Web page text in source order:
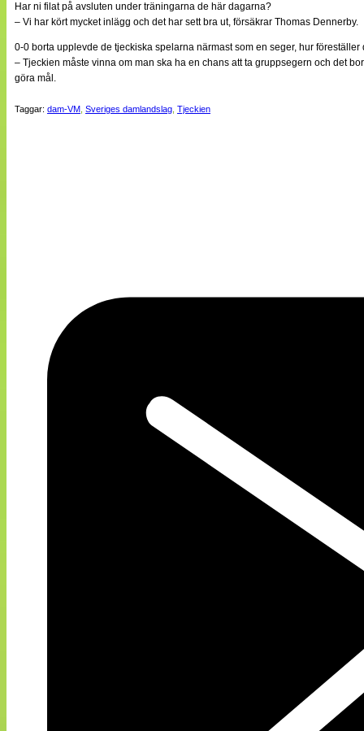
NÄTverket
Split vision
Annonsera
Kontakt
Har ni filat på avsluten under träningarna de här dagarna?
– Vi har kört mycket inlägg och det har sett bra ut, försäkrar Thomas Dennerby.
0-0 borta upplevde de tjeckiska spelarna närmast som en seger, hur
– Tjeckien måste vinna om man ska ha en chans att ta gruppsegern och det
göra mål.
Taggar: dam-VM Sveriges damlandslag Tjeckien